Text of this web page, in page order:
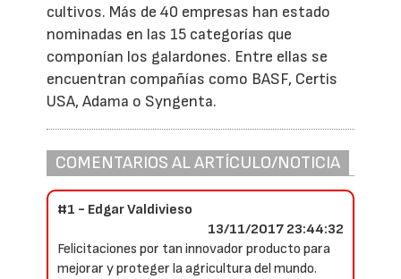
cultivos. Más de 40 empresas han estado
nominadas en las 15 categorías que
componían los galardones. Entre ellas se
encuentran compañías como BASF, Certis
USA, Adama o Syngenta.
COMENTARIOS AL ARTÍCULO/NOTICIA
#1 - Edgar Valdivieso
13/11/2017 23:44:32
Felicitaciones por tan innovador producto para
mejorar y proteger la agricultura del mundo.